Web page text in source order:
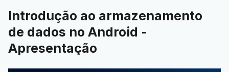
Introdução ao armazenamento
de dados no Android -
Apresentação